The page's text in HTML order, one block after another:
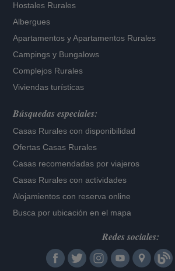
Hostales Rurales
Albergues
Apartamentos yApartamentos Rurales
Campings y Bungalows
Complejos Rurales
Viviendas turísticas
Búsquedas especiales:
Casas Rurales con disponibilidad
Ofertas Casas Rurales
Casas recomendadas por viajeros
Casas Rurales con actividades
Alojamientos con reserva online
Busca por ubicación en el mapa
Redes sociales: